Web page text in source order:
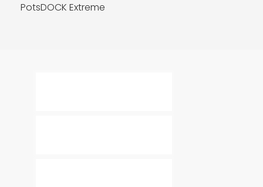
PotsDOCK Extreme